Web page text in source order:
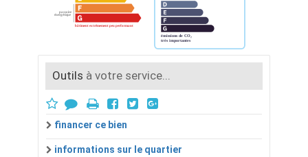
Outils à votre service...
financer ce bien
informations sur le quartier